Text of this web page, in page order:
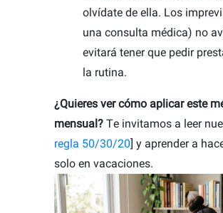
olvídate de ella. Los
una consulta médica) no
evitará tener que pedir
la rutina.
¿Quieres ver cómo aplicar este
mensual? Te invitamos a leer
regla 50/30/20] y aprender a
solo en vacaciones.